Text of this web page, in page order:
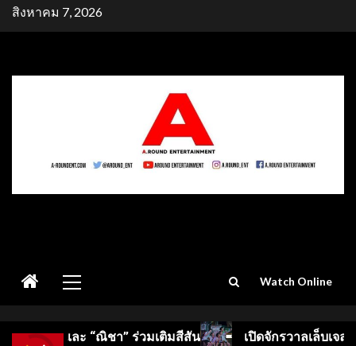
Skipสิงหาคม 7, 2026
Menu
Watch Online
เติมสีสัน เปิดจักรวาลเล็บเจลซีซันใหม่! GELBOYS 2 เ